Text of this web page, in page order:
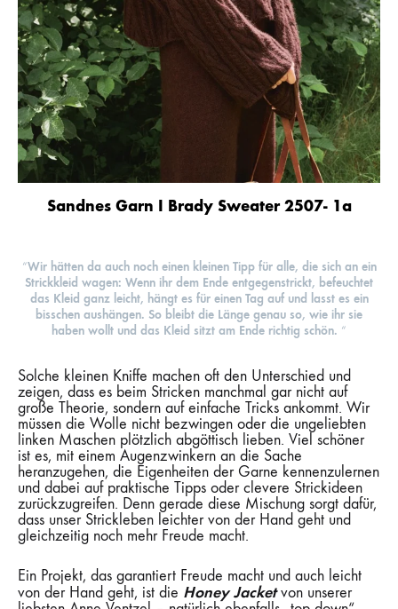
Sandnes Garn I Brady Sweater 2507- 1a
“Wir hätten da auch noch einen kleinen Tipp für alle, die sich an ein
Strickkleid wagen: Wenn ihr dem Ende entgegenstrickt, befeuchtet
das Kleid ganz leicht, hängt es für einen Tag auf und lasst es ein
bisschen aushängen. So bleibt die Länge genau so, wie ihr sie
haben wollt und das Kleid sitzt am Ende richtig schön. “
Solche kleinen Kniffe machen oft den Unterschied und
zeigen, dass es beim Stricken manchmal gar nicht auf
große Theorie, sondern auf einfache Tricks ankommt. Wir
müssen die Wolle nicht bezwingen oder die ungeliebten
linken Maschen plötzlich abgöttisch lieben. Viel schöner
ist es, mit einem Augenzwinkern an die Sache
heranzugehen, die Eigenheiten der Garne kennenzulernen
und dabei auf praktische Tipps oder clevere Strickideen
zurückzugreifen. Denn gerade diese Mischung sorgt dafür,
dass unser Strickleben leichter von der Hand geht und
gleichzeitig noch mehr Freude macht.
Ein Projekt, das garantiert Freude macht und auch leicht
von der Hand geht, ist die Honey Jacketvon unserer